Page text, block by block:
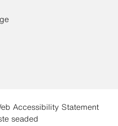
Accessibility Statement
seaded